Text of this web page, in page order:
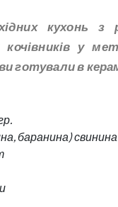
кухонь з
кочівників у
готували в
баранина)